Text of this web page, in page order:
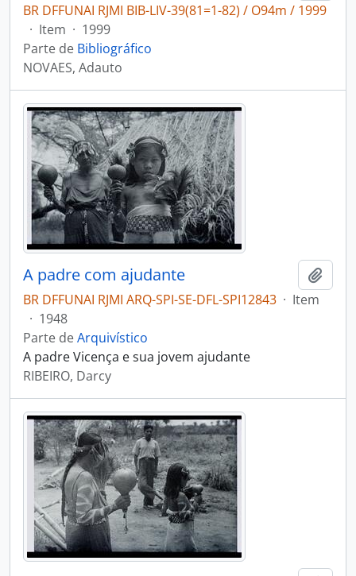
BR DFFUNAI RJMI BIB-LIV-39(81=1-82) / O94m / 1999
· Item · 1999
Parte de Bibliográfico
NOVAES, Adauto
A padre com ajudante
BR DFFUNAI RJMI ARQ-SPI-SE-DFL-SPI12843 · Item
· 1948
Parte deArquivístico
A padre Vicença e sua jovem ajudante
RIBEIRO, Darcy